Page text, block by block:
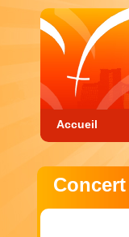
Accueil